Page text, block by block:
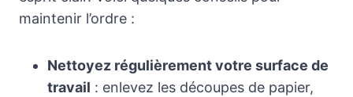
maintenir l’ordre :
Nettoyez régulièrement votre surface de
travail : enlevez les découpes de papier,